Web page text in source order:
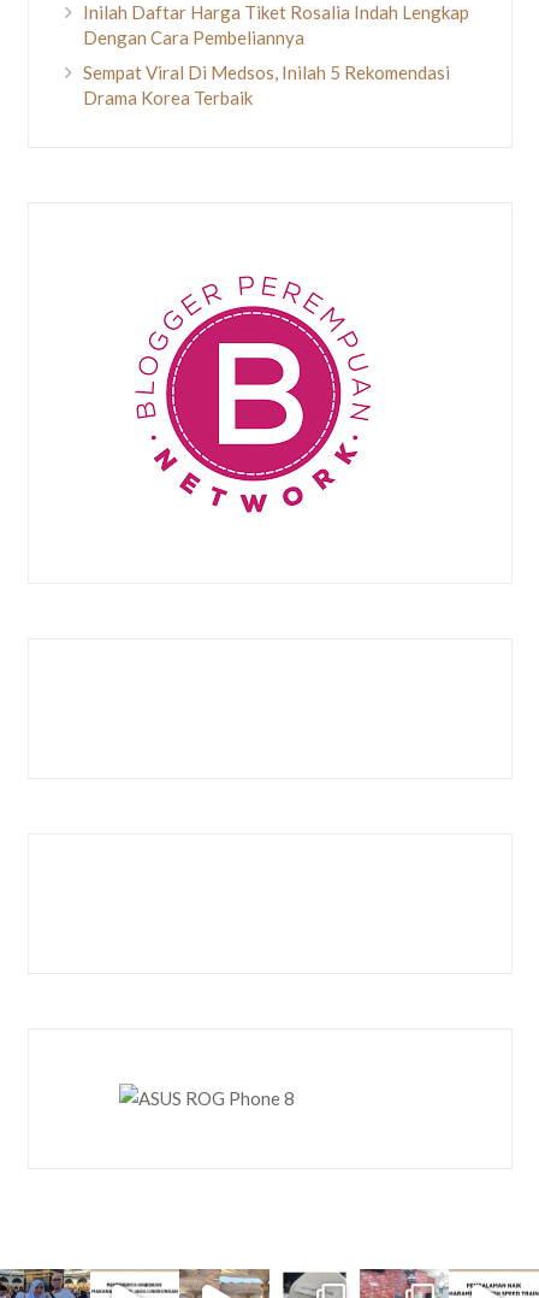
Inilah Daftar Harga Tiket Rosalia Indah Lengkap
Dengan Cara Pembeliannya
Sempat Viral Di Medsos, Inilah 5 Rekomendasi
Drama Korea Terbaik